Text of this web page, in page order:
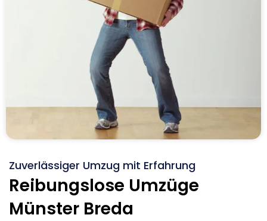
Zuverlässiger Umzug mit Erfahrung
Reibungslose Umzüge
Münster Breda